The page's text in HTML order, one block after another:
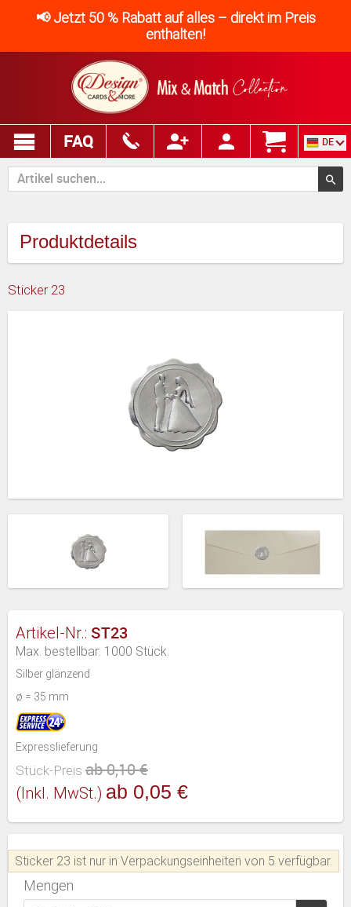
📢 Jetzt 50 % Rabatt auf alles – direkt im Preis
enthalten!
FAQ DE
Produktdetails
Sticker 23
Artikel-Nr.: ST23
Max. bestellbar: 1000 Stück.
Silber glänzend
ø = 35 mm
Expresslieferung
Stück-Preis ab 0,10 €
(inkl. MwSt.) ab 0,05 €
Sticker 23 ist nur in Verpackungseinheiten von 5 verfügbar.
Mengen